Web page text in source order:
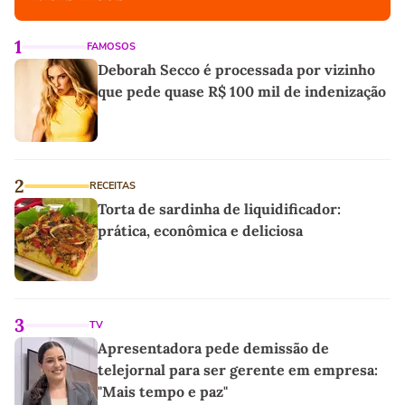
1 FAMOSOS
Deborah Secco é processada por vizinho
que pede quase R$ 100 mil de indenização
2 RECEITAS
Torta de sardinha de liquidificador:
prática, econômica e deliciosa
3 TV
Apresentadora pede demissão de
telejornal para ser gerente em empresa:
"Mais tempo e paz"